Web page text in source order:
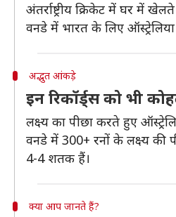
अंतर्राष्ट्रीय क्रिकेट में घर में
वनडे में भारत के लिए
अद्भुत आंकड़े
इन रिकॉर्ड्स को भी
लक्ष्य का पीछा करते हुए
वनडे में 300+ रनों के लक्ष्य की
4-4 शतक हैं।
क्या आप जानते हैं?